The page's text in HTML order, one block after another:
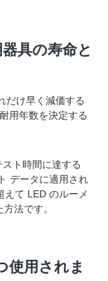
具の寿命と
だけ早く減価する
用年数を決定する
ト時間に達する
データに適用され
えて LED のルーメ
法です。
使用されま